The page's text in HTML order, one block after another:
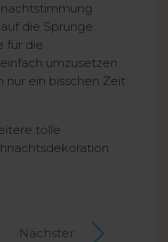
die Sprünge
für die
umzusetzen.
nur ein bisschen Zeit
tolle
Nächster